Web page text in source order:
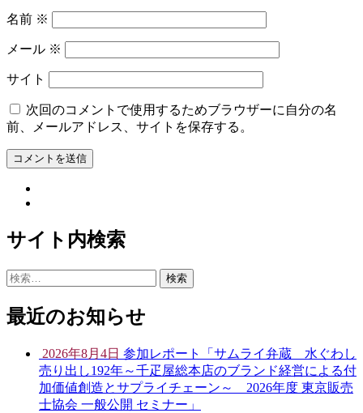
名前 ※
メール ※
サイト
次回のコメントで使用するためブラウザーに自分の名
前、メールアドレス、サイトを保存する。
サイト内検索
検
最近のお知らせ
2026年8月4日 参加レポート「サムライ弁蔵 水ぐわし
売り出し192年～千疋屋総本店のブランド経営による付
加価値創造とサプライチェーン～ 2026年度 東京販売
士協会 一般公開 セミナー」